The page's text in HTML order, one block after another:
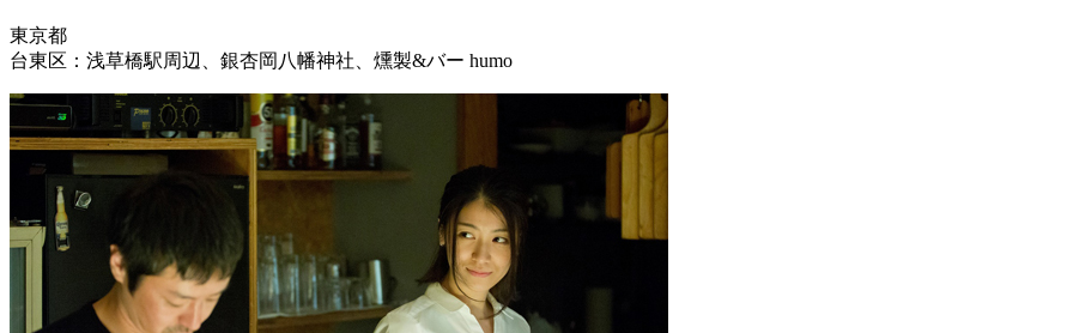
東京都
台東区：浅草橋駅周辺、銀杏岡八幡神社、燻製&バー humo